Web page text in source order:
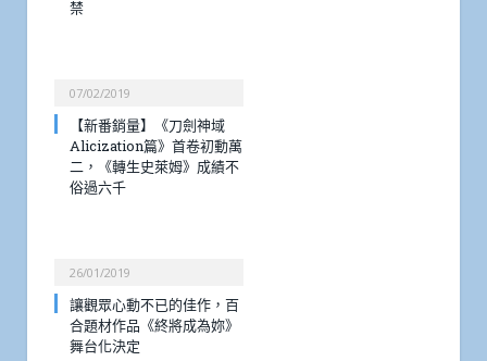
禁
07/02/2019
【新番銷量】《刀劍神域
Alicization篇》首卷初動萬
二，《轉生史萊姆》成績不
俗過六千
26/01/2019
讓觀眾心動不已的佳作，百
合題材作品《終將成為妳》
舞台化決定